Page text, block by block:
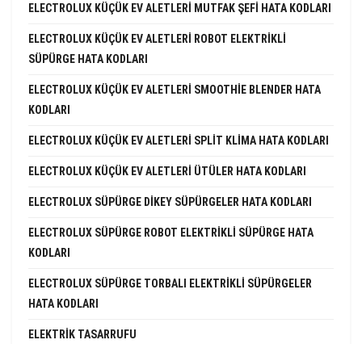
ELECTROLUX KÜÇÜK EV ALETLERI MUTFAK ŞEFI HATA KODLARI
ELECTROLUX KÜÇÜK EV ALETLERI ROBOT ELEKTRIKLI
SÜPÜRGE HATA KODLARI
ELECTROLUX KÜÇÜK EV ALETLERI SMOOTHIE BLENDER HATA
KODLARI
ELECTROLUX KÜÇÜK EV ALETLERI SPLIT KLIMA HATA KODLARI
ELECTROLUX KÜÇÜK EV ALETLERI ÜTÜLER HATA KODLARI
ELECTROLUX SÜPÜRGE DIKEY SÜPÜRGELER HATA KODLARI
ELECTROLUX SÜPÜRGE ROBOT ELEKTRIKLI SÜPÜRGE HATA
KODLARI
ELECTROLUX SÜPÜRGE TORBALI ELEKTRIKLI SÜPÜRGELER
HATA KODLARI
ELEKTRIK TASARRUFU